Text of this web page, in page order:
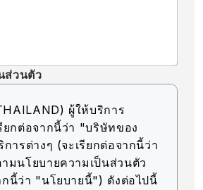
ส่วนตัว
ผู้ให้บริการ
ยกต่อจากนี้ว่า "บริษัทของ
การต่างๆ (จะเรียกต่อจากนี้ว่า
มนโยบายความเป็นส่วนตัว
กนี้ว่า "นโยบายนี้") ดังต่อไปนี้